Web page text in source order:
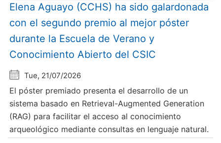
Elena Aguayo (CCHS) ha sido galardonada
con el segundo premio al mejor póster
durante la Escuela de Verano y
Conocimiento Abierto del CSIC
Tue, 21/07/2026
El póster premiado presenta el desarrollo de un
sistema basado en Retrieval-Augmented Generation
(RAG) para facilitar el acceso al conocimiento
arqueológico mediante consultas en lenguaje natural.